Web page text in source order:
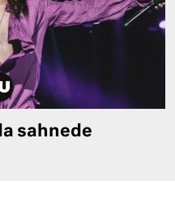
sahnede